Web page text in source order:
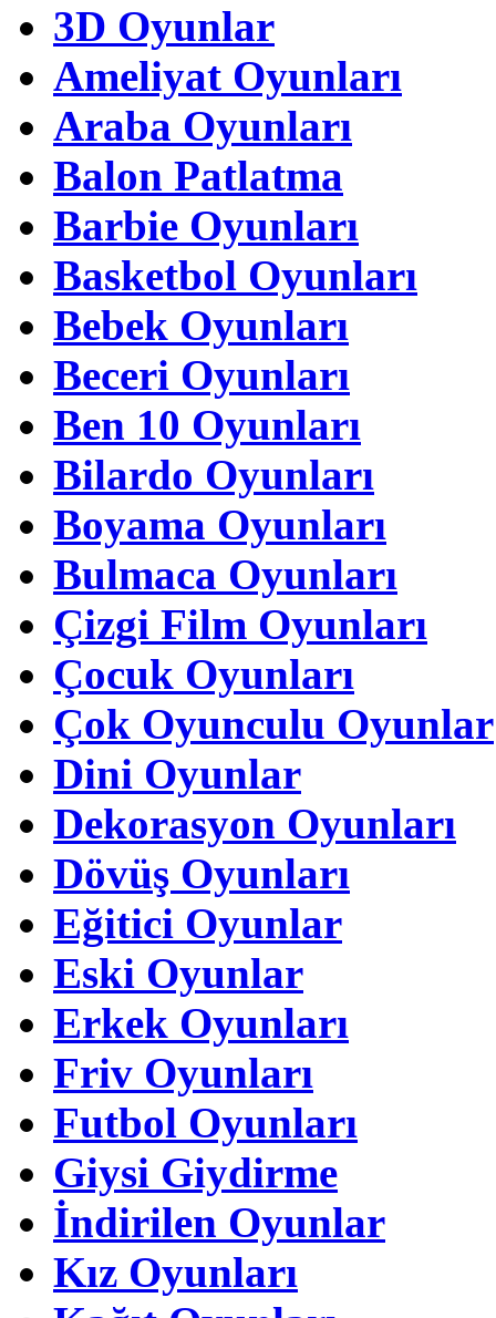
3D Oyunlar
Ameliyat Oyunları
Araba Oyunları
Balon Patlatma
Barbie Oyunları
Basketbol Oyunları
Bebek Oyunları
Beceri Oyunları
Ben 10 Oyunları
Bilardo Oyunları
Boyama Oyunları
Bulmaca Oyunları
Çizgi Film Oyunları
Çocuk Oyunları
Çok Oyunculu Oyunlar
Dini Oyunlar
Dekorasyon Oyunları
Dövüş Oyunları
Eğitici Oyunlar
Eski Oyunlar
Erkek Oyunları
Friv Oyunları
Futbol Oyunları
Giysi Giydirme
İndirilen Oyunlar
Kız Oyunları